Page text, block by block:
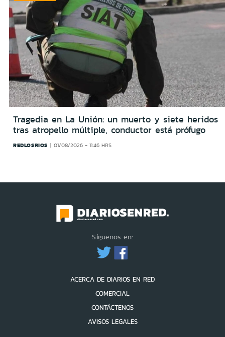
Tragedia en La Unión: un muerto y siete heridos
tras atropello múltiple, conductor está prófugo
REDLOSRIOS 01/08/2026 - 11:46 HRS
Síguenos en:
ACERCA DE DIARIOS EN RED
COMERCIAL
CONTÁCTENOS
AVISOS LEGALES